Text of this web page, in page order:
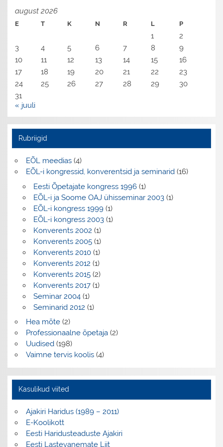
august 2026
E T K N R L P
1
2
3
4 5 6 7 8
9
10
11 12 13 14 15
16
17
18 19 20 21 22
23
24
25 26 27 28 29
30
31
« juuli
Rubriigid
EÕL meedias(4)
EÕL-i kongressid, konverentsid ja seminarid(16)
Eesti Õpetajate kongress 1996(1)
EÕL-i ja Soome OAJ ühisseminar 2003(1)
EÕL-i kongress 1999(1)
EÕL-i kongress 2003(1)
Konverents 2002 (1)
Konverents 2005(1)
Konverents 2010(1)
Konverents 2012 (1)
Konverents 2015(2)
Konverents 2017(1)
Seminar 2004(1)
Seminarid 2012 (1)
Hea mõte(2)
Professionaalne õpetaja(2)
Uudised(198)
Vaimne tervis koolis(4)
Kasulikud viited
Ajakiri Haridus (1989 – 2011)
E-Koolikott
Eesti Haridusteaduste Ajakiri
Eesti Lastevanemate Liit